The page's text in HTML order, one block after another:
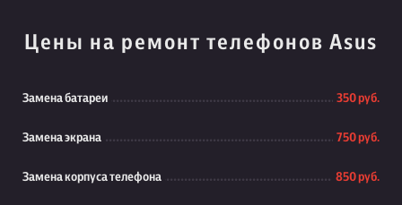
Цены на ремонт телефонов Asus
Замена батареи 350 руб.
Замена экрана 750 руб.
Замена корпуса телефона 850 руб.